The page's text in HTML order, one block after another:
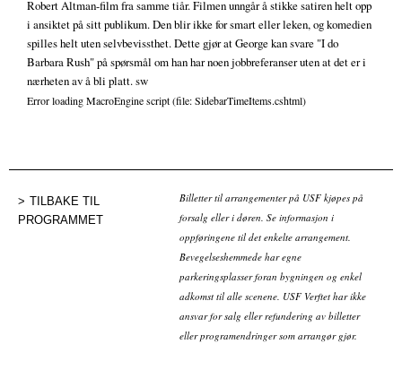
Robert Altman-film fra samme tiår. Filmen unngår å stikke satiren helt opp
i ansiktet på sitt publikum. Den blir ikke for smart eller leken, og komedien
spilles helt uten selvbevissthet. Dette gjør at George kan svare "I do
Barbara Rush" på spørsmål om han har noen jobbreferanser uten at det er i
nærheten av å bli platt. sw
Error loading MacroEngine script (file: SidebarTimeItems.cshtml)
TILBAKE TIL
PROGRAMMET
Billetter til arrangementer på USF kjøpes på
forsalg eller i døren. Se informasjon i
oppføringene til det enkelte arrangement.
Bevegelseshemmede har egne
parkeringsplasser foran bygningen og enkel
adkomst til alle scenene. USF Verftet har ikke
ansvar for salg eller refundering av billetter
eller programendringer som arrangør gjør.